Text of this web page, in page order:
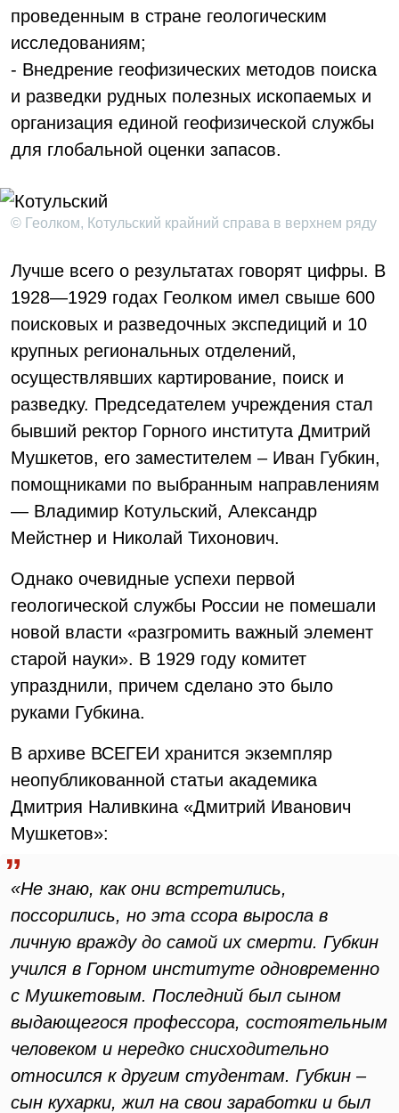
проведенным в стране геологическим
исследованиям;
- Внедрение геофизических методов поиска
и разведки рудных полезных ископаемых и
организация единой геофизической службы
для глобальной оценки запасов.
© Геолком, Котульский крайний справа в верхнем ряду
Лучше всего о результатах говорят цифры. В
1928—1929 годах Геолком имел свыше 600
поисковых и разведочных экспедиций и 10
крупных региональных отделений,
осуществлявших картирование, поиск и
разведку. Председателем учреждения стал
бывший ректор Горного института Дмитрий
Мушкетов, его заместителем – Иван Губкин,
помощниками по выбранным направлениям
— Владимир Котульский, Александр
Мейстнер и Николай Тихонович.
Однако очевидные успехи первой
геологической службы России не помешали
новой власти «разгромить важный элемент
старой науки». В 1929 году комитет
упразднили, причем сделано это было
руками Губкина.
В архиве ВСЕГЕИ хранится экземпляр
неопубликованной статьи академика
Дмитрия Наливкина «Дмитрий Иванович
Мушкетов»:
«Не знаю, как они встретились,
поссорились, но эта ссора выросла в
личную вражду до самой их смерти. Губкин
учился в Горном институте одновременно
с Мушкетовым. Последний был сыном
выдающегося профессора, состоятельным
человеком и нередко снисходительно
относился к другим студентам. Губкин –
сын кухарки, жил на свои заработки и был